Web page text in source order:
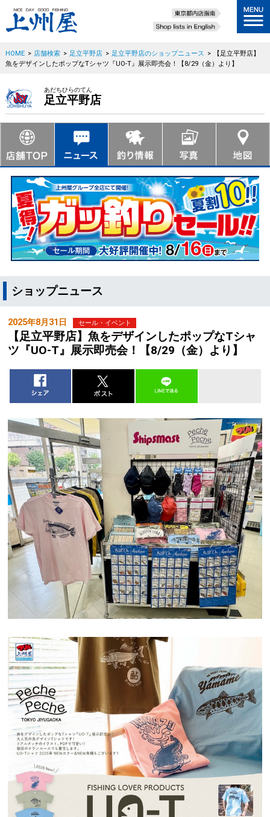
HOME > 店舗検索 > 足立平野店 > 足立平野店のショップニュース >
【足立平野店】
魚をデザインしたポップなTシャツ『UO-T』展示即売会！【8/29（金）より】
あだちひらのてん
足立平野店
ショップニュース
2025年8月31日 セール・イベント
【足立平野店】魚をデザインしたポップなTシャ
ツ『UO-T』展示即売会！【8/29（金）より】